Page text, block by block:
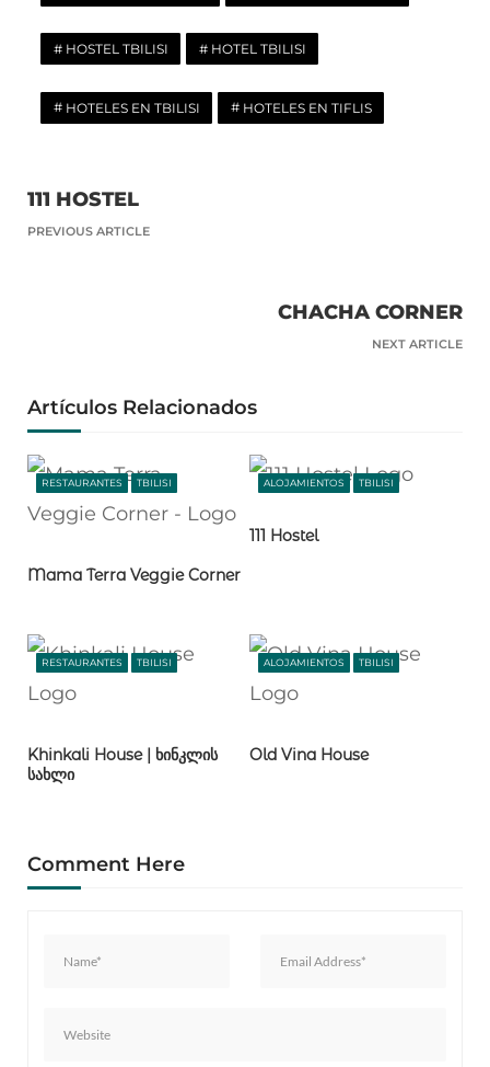
HOSTEL TBILISI HOTEL TBILISI
HOTELES EN TBILISI HOTELES EN TIFLIS
111 HOSTEL
PREVIOUS ARTICLE
CHACHA CORNER
NEXT ARTICLE
Artículos Relacionados
RESTAURANTES TBILISI
Mama Terra Veggie Corner
ALOJAMIENTOS TBILISI
111 Hostel
RESTAURANTES TBILISI
Khinkali House | ხინკლის
სახლი
ALOJAMIENTOS TBILISI
Old Vina House
Comment Here